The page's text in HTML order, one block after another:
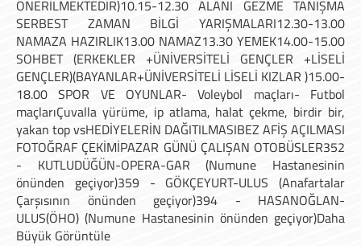
ÖNERİLMEKTEDİR)10.15-12.30 ALANI GEZME TANIŞMA
SERBEST ZAMAN BİLGİ YARIŞMALARI12.30-13.00
NAMAZA HAZIRLIK13.00 NAMAZ13.30 YEMEK14.00-15.00
SOHBET (ERKEKLER +ÜNİVERSİTELİ GENÇLER +LİSELİ
GENÇLER)(BAYANLAR+ÜNİVERSİTELİ LİSELİ KIZLAR )15.00-
18.00 SPOR VE OYUNLAR- Voleybol maçları- Futbol
maçlarıÇuvalla yürüme, ip atlama, halat çekme, birdir bir,
yakan top vsHEDİYELERİN DAĞITILMASIBEZ AFİŞ AÇILMASI
FOTOĞRAF ÇEKİMİPAZAR GÜNÜ ÇALIŞAN OTOBÜSLER352
- KUTLUDÜĞÜN-OPERA-GAR (Numune Hastanesinin
önünden geçiyor)359 - GÖKÇEYURT-ULUS (Anafartalar
Çarşısının önünden geçiyor)394 - HASANOĞLAN-
ULUS(ÖHO) (Numune Hastanesinin önünden geçiyor)Daha
Büyük Görüntüle